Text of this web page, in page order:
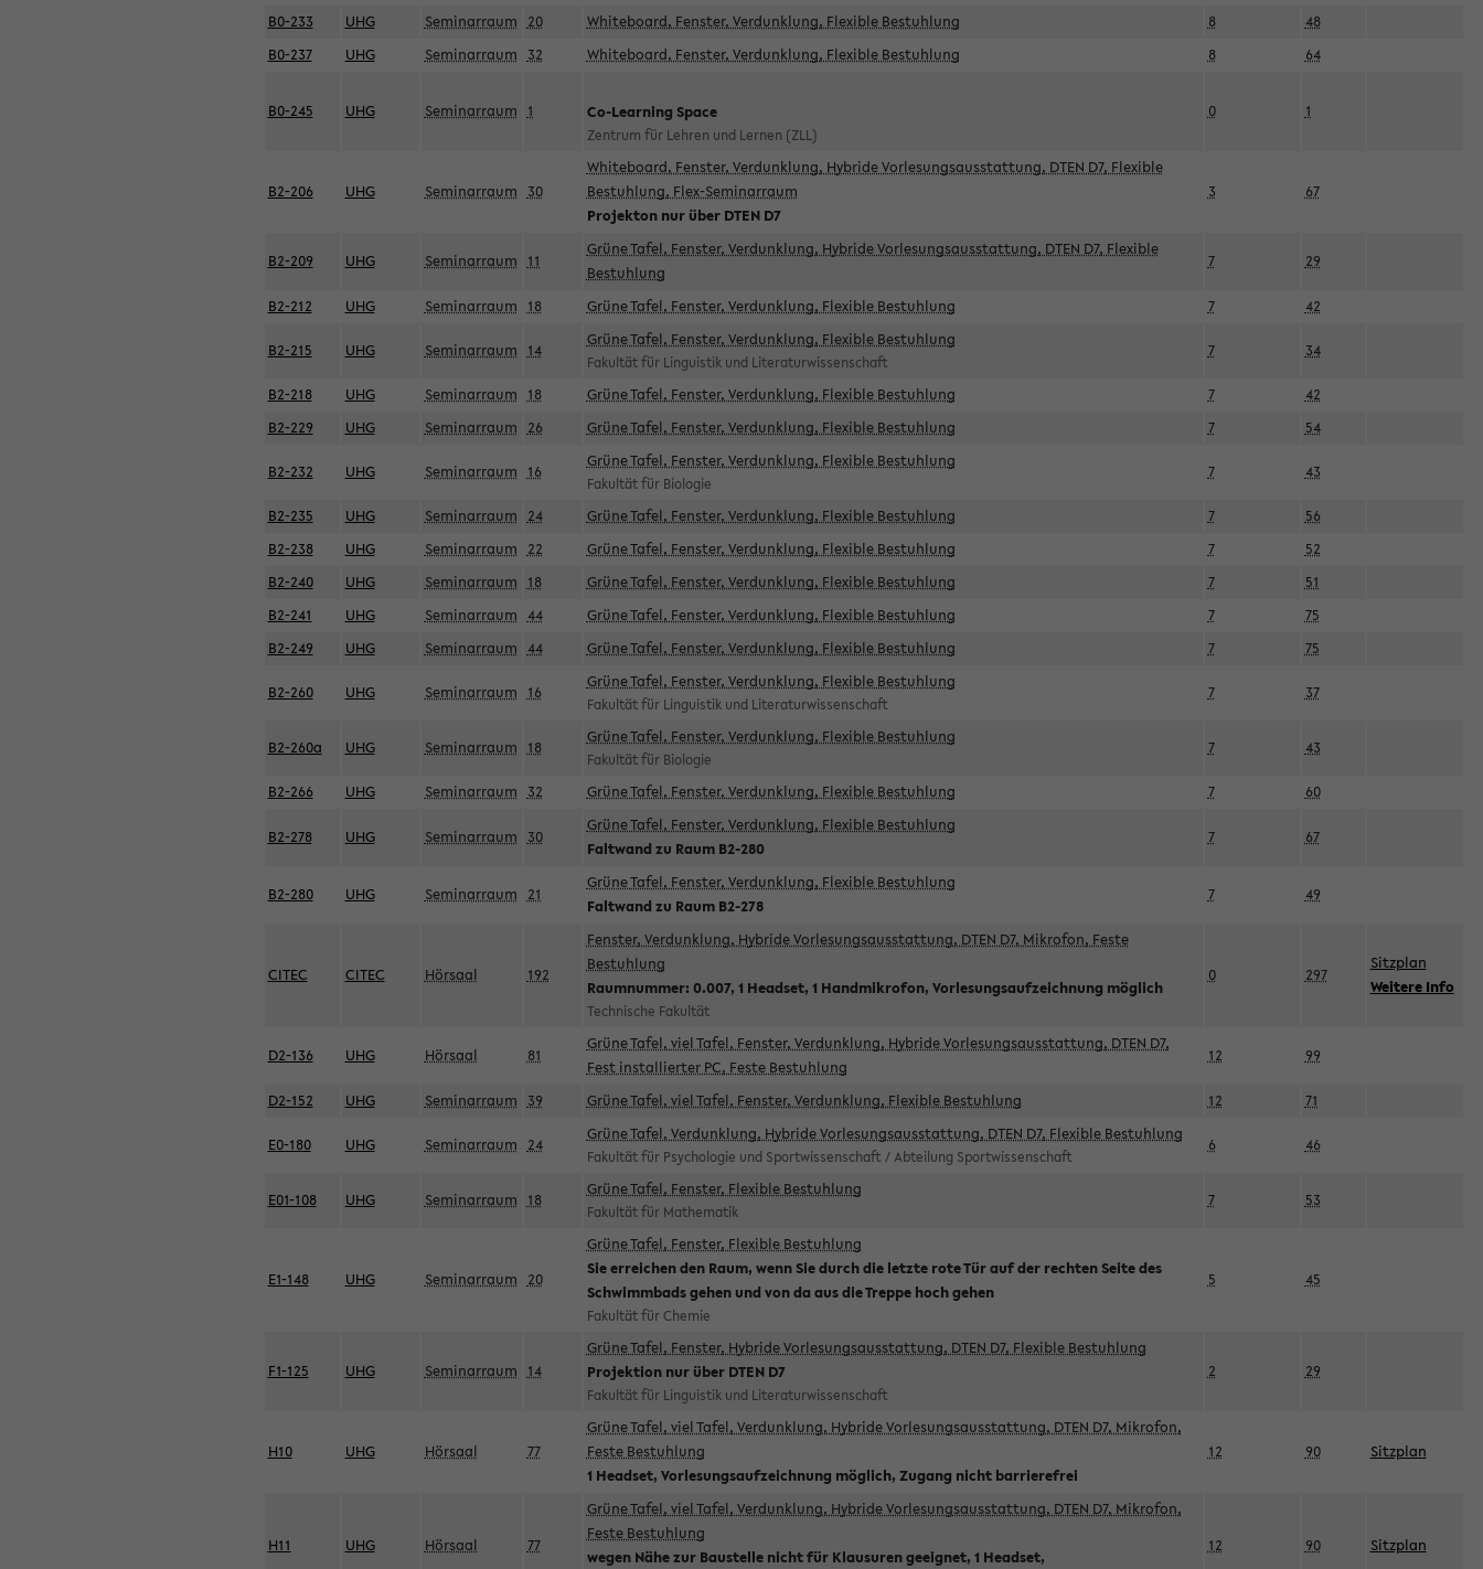
B0-233 UHG Seminarraum 20 Whiteboard, Fenster, Verdunklung, Flexible Bestuhlung 8
48
B0-237
UHG Seminarraum 32 Whiteboard, Fenster, Verdunklung, Flexible Bestuhlung 8 64
B0-245 UHG Seminarraum 1 Co-Learning Space
Zentrum für Lehren und Lernen (ZLL)
0 1
B2-206 UHG Seminarraum 30
Whiteboard, Fenster, Verdunklung, Hybride Vorlesungsausstattung, DTEN D7, Flexible
Bestuhlung, Flex-Seminarraum
Projekton nur über DTEN D7
3 67
B2-209 UHG Seminarraum 11
Grüne Tafel, Fenster, Verdunklung, Hybride Vorlesungsausstattung, DTEN D7, Flexible
Bestuhlung
7 29
B2-212 UHG Seminarraum 18 Grüne Tafel, Fenster, Verdunklung, Flexible Bestuhlung 7 42
B2-215 UHG Seminarraum 14
Grüne Tafel, Fenster, Verdunklung, Flexible Bestuhlung
Fakultät für Linguistik und Literaturwissenschaft
7 34
B2-218 UHG Seminarraum 18 Grüne Tafel, Fenster, Verdunklung, Flexible Bestuhlung 7
42
B2-229
UHG Seminarraum 26 Grüne Tafel, Fenster, Verdunklung, Flexible Bestuhlung 7 54
B2-232 UHG Seminarraum 16
Grüne Tafel, Fenster, Verdunklung, Flexible Bestuhlung
Fakultät für Biologie
7 43
B2-235 UHG Seminarraum 24 Grüne Tafel, Fenster, Verdunklung, Flexible Bestuhlung 7
56
B2-238
UHG Seminarraum 22 Grüne Tafel, Fenster, Verdunklung, Flexible Bestuhlung 7
52
B2-240
UHG Seminarraum 18 Grüne Tafel, Fenster, Verdunklung, Flexible Bestuhlung 7
51
B2-241
UHG Seminarraum 44 Grüne Tafel, Fenster, Verdunklung, Flexible Bestuhlung 7
75
B2-249
UHG Seminarraum 44 Grüne Tafel, Fenster, Verdunklung, Flexible Bestuhlung 7 75
B2-260 UHG Seminarraum 16
Grüne Tafel, Fenster, Verdunklung, Flexible Bestuhlung
Fakultät für Linguistik und Literaturwissenschaft
7 37
B2-260a UHG Seminarraum 18
Grüne Tafel, Fenster, Verdunklung, Flexible Bestuhlung
Fakultät für Biologie
7 43
B2-266 UHG Seminarraum 32 Grüne Tafel, Fenster, Verdunklung, Flexible Bestuhlung 7 60
B2-278 UHG Seminarraum 30
Grüne Tafel, Fenster, Verdunklung, Flexible Bestuhlung
Faltwand zu Raum B2-280
7 67
B2-280 UHG Seminarraum 21
Grüne Tafel, Fenster, Verdunklung, Flexible Bestuhlung
Faltwand zu Raum B2-278
7 49
CITEC CITEC Hörsaal 192
Fenster, Verdunklung, Hybride Vorlesungsausstattung, DTEN D7, Mikrofon, Feste
Bestuhlung
Raumnummer: 0.007, 1 Headset, 1 Handmikrofon, Vorlesungsaufzeichnung möglich
Technische Fakultät
0 297
Sitzplan
Weitere Info
D2-136 UHG Hörsaal 81
Grüne Tafel, viel Tafel, Fenster, Verdunklung, Hybride Vorlesungsausstattung, DTEN D7,
Fest installierter PC, Feste Bestuhlung
12 99
D2-152 UHG Seminarraum 39 Grüne Tafel, viel Tafel, Fenster, Verdunklung, Flexible Bestuhlung 12 71
E0-180 UHG Seminarraum 24
Grüne Tafel, Verdunklung, Hybride Vorlesungsausstattung, DTEN D7, Flexible Bestuhlung
Fakultät für Psychologie und Sportwissenschaft / Abteilung Sportwissenschaft
6 46
E01-108 UHG Seminarraum 18
Grüne Tafel, Fenster, Flexible Bestuhlung
Fakultät für Mathematik
7 53
E1-148 UHG Seminarraum 20
Grüne Tafel, Fenster, Flexible Bestuhlung
Sie erreichen den Raum, wenn Sie durch die letzte rote Tür auf der rechten Seite des
Schwimmbads gehen und von da aus die Treppe hoch gehen
Fakultät für Chemie
5 45
F1-125 UHG Seminarraum 14
Grüne Tafel, Fenster, Hybride Vorlesungsausstattung, DTEN D7, Flexible Bestuhlung
Projektion nur über DTEN D7
Fakultät für Linguistik und Literaturwissenschaft
2 29
H10 UHG Hörsaal 77
Grüne Tafel, viel Tafel, Verdunklung, Hybride Vorlesungsausstattung, DTEN D7, Mikrofon,
Feste Bestuhlung
1 Headset, Vorlesungsaufzeichnung möglich, Zugang nicht barrierefrei
12 90 Sitzplan
H11 UHG Hörsaal 77
Grüne Tafel, viel Tafel, Verdunklung, Hybride Vorlesungsausstattung, DTEN D7, Mikrofon,
Feste Bestuhlung
wegen Nähe zur Baustelle nicht für Klausuren geeignet, 1 Headset,
12 90 Sitzplan